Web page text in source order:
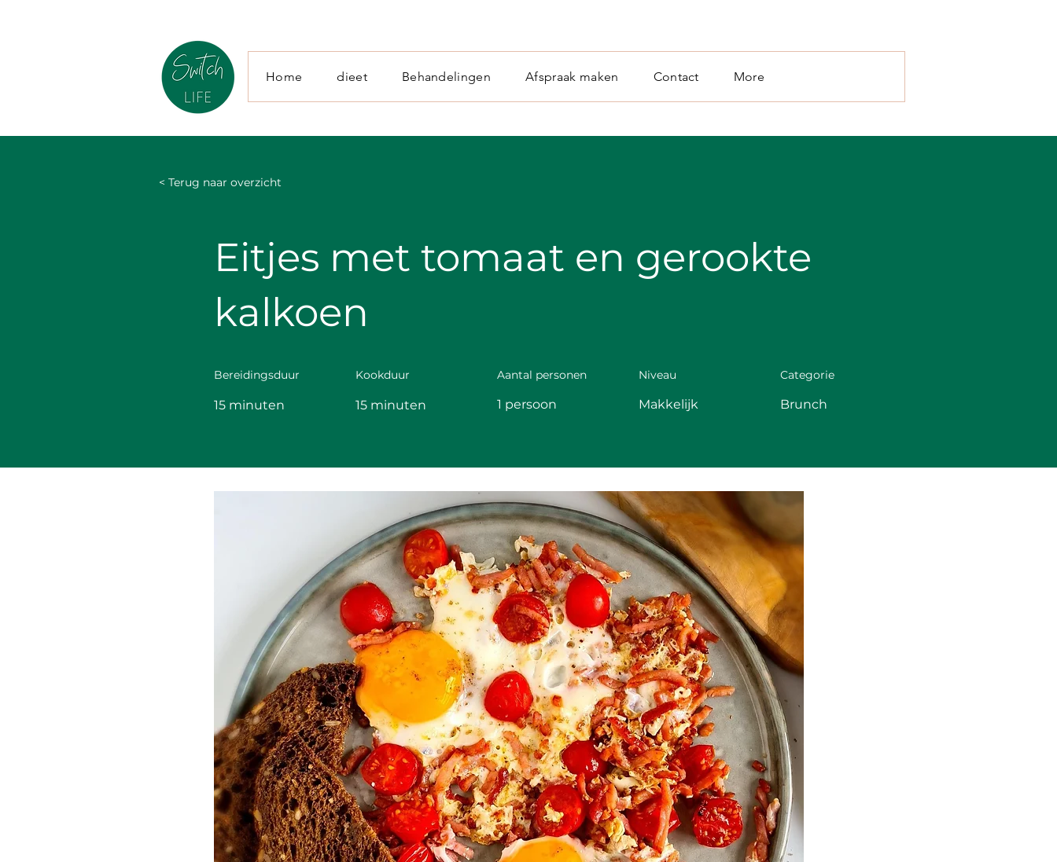
Home dieet Behandelingen Afspraak maken Contact More
< Terug naar overzicht
Eitjes met tomaat en gerookte
kalkoen
Bereidingsduur
15 minuten
Kookduur
15 minuten
Aantal personen
1 persoon
Niveau
Makkelijk
Categorie
Brunch